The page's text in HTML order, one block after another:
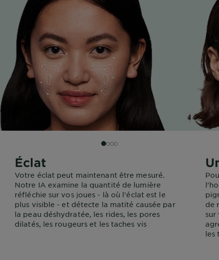
Éclat
Votre éclat peut maintenant être mesuré.
Notre IA examine la quantité de lumière
réfléchie sur vos joues - là où l'éclat est le
plus visible - et détecte la matité causée par
la peau déshydratée, les rides, les pores
dilatés, les rougeurs et les taches vis
de
sur
les
SLIDE 1
SLIDE 2
SLIDE 3
SLIDE 4